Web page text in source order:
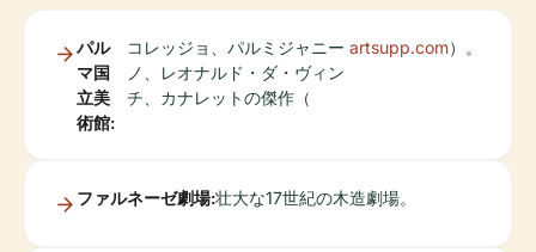
パル
マ国
立美
術館:
コレッジョ、パルミジャニー
ノ、レオナルド・ダ・ヴィン
チ、カナレットの傑作（
artsupp.com）。
ファルネーゼ劇場:壮大な17世紀の木造劇場。